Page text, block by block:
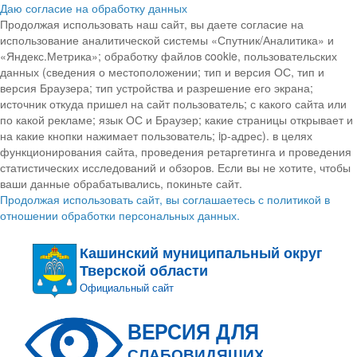
Даю согласие на обработку данных
Продолжая использовать наш сайт, вы даете согласие на
использование аналитической системы «Спутник/Аналитика» и
«Яндекс.Метрика»; обработку файлов cookie, пользовательских
данных (сведения о местоположении; тип и версия ОС, тип и
версия Браузера; тип устройства и разрешение его экрана;
источник откуда пришел на сайт пользователь; с какого сайта или
по какой рекламе; язык ОС и Браузер; какие страницы открывает и
на какие кнопки нажимает пользователь; ip-адрес). в целях
функционирования сайта, проведения ретаргетинга и проведения
статистических исследований и обзоров. Если вы не хотите, чтобы
ваши данные обрабатывались, покиньте сайт.
Продолжая использовать сайт, вы соглашаетесь с политикой в
отношении обработки персональных данных.